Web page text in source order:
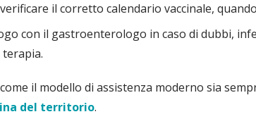
il corretto calendario vaccinale,
con il gastroenterologo in caso di dubbi,
terapia.
il modello di assistenza moderno sia
del territorio.